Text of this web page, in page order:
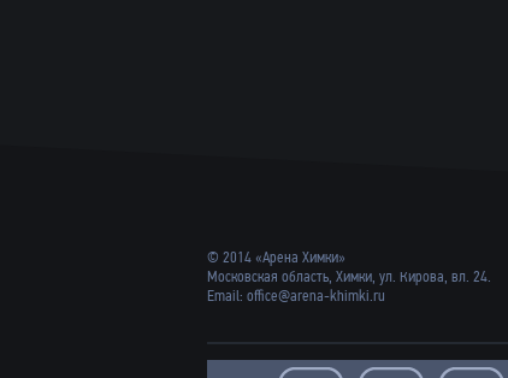
© 2014 «Арена Химки»
Московская область, Химки, ул. Кирова, вл. 24.
Email: office@arena-khimki.ru